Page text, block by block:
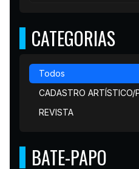
CATEGORIAS
Todos
CADASTRO ARTÍSTICO/
REVISTA
BATE-PAPO